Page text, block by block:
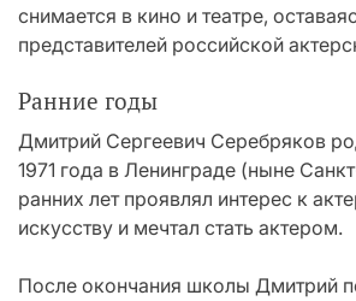
снимается в кино и театре,
представителей российской
Ранние годы
Дмитрий Сергеевич Серебряков
1971 года в Ленинграде (ныне
ранних лет проявлял интерес к
искусству и мечтал стать актером.
После окончания школы Дмитрий